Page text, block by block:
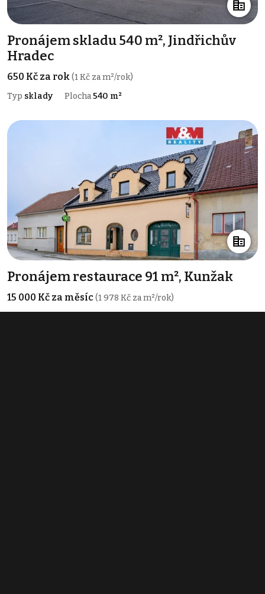
Pronájem skladu 540 m², Jindřichův
Hradec
650 Kč za rok (1 Kč za m²/rok)
Typ sklady Plocha540 m²
Pronájem restaurace 91 m², Kunžak
15 000 Kč za měsíc(1 978 Kč za m²/rok)